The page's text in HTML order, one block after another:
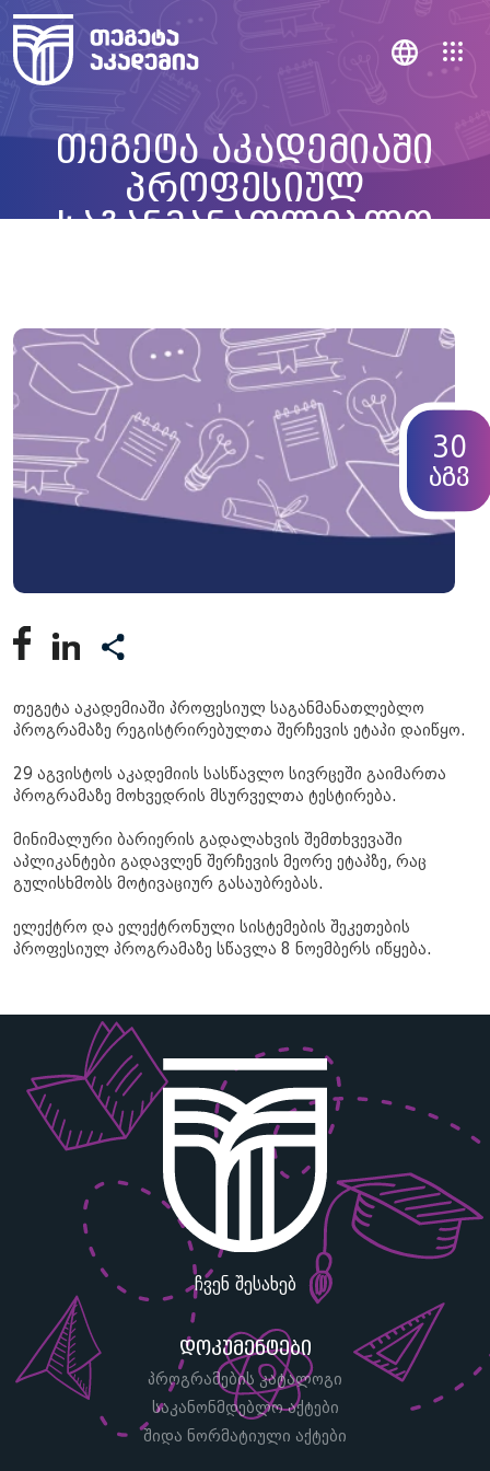
თეგეტა აკადემიაში
პროფესიულ
საგანმანათლებლო
შერჩევის ეტაპი დაიწყო
30
აგვ
თეგეტა აკადემიაში პროფესიულ საგანმანათლებლო
პროგრამაზე რეგისტრირებულთა შერჩევის ეტაპი დაიწყო.
29 აგვისტოს აკადემიის სასწავლო სივრცეში გაიმართა
პროგრამაზე მოხვედრის მსურველთა ტესტირება.
მინიმალური ბარიერის გადალახვის შემთხვევაში
აპლიკანტები გადავლენ შერჩევის მეორე ეტაპზე, რაც
გულისხმობს მოტივაციურ გასაუბრებას.
ელექტრო და ელექტრონული სისტემების შეკეთების
პროფესიულ პროგრამაზე სწავლა 8 ნოემბერს იწყება.
ჩვენ შესახებ
დოკუმენტები
პროგრამების კატალოგი
საკანონმდებლო აქტები
შიდა ნორმატიული აქტები